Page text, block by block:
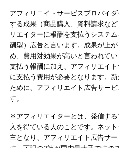
アフィリエイトサービスプロバイ
する成果（商品購入、資料請求な
リエイターに報酬を支払うシステ
酬型）広告と言います。成果が上
め、費用対効果が高いと言われて
支払う報酬に加え、アフィリエイ
に支払う費用が必要となります。
ために、アフィリエイト広告サー
す。
※アフィリエイターとは、発信す
入を得ている人のことです。ネッ
主となり、アフィリエイト広告サ